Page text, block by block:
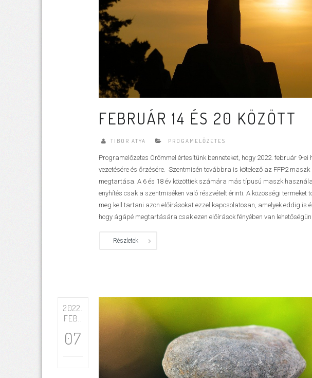
FEBRUÁR 14 ÉS 20 KÖZÖTT
TIBOR ATYA PROGAMELŐZETES
Programelőzetes Örömmel értesítünk benneteket, hogy 2022. február 9-
vezetésére és őrzésére. Szentmisén továbbra is kötelező az FFP2
megtartása. A 6 és 18 év közöttiek számára más típusú maszk
enyhítés csak a szentmiséken való részvételt érinti. A közösségi
meg kell tartani azon előírásokat ezzel kapcsolatosan, amelyek eddig is
hogy ágápé megtartására csak ezen előírások fényében van
Részletek
2022.
FEB..
07